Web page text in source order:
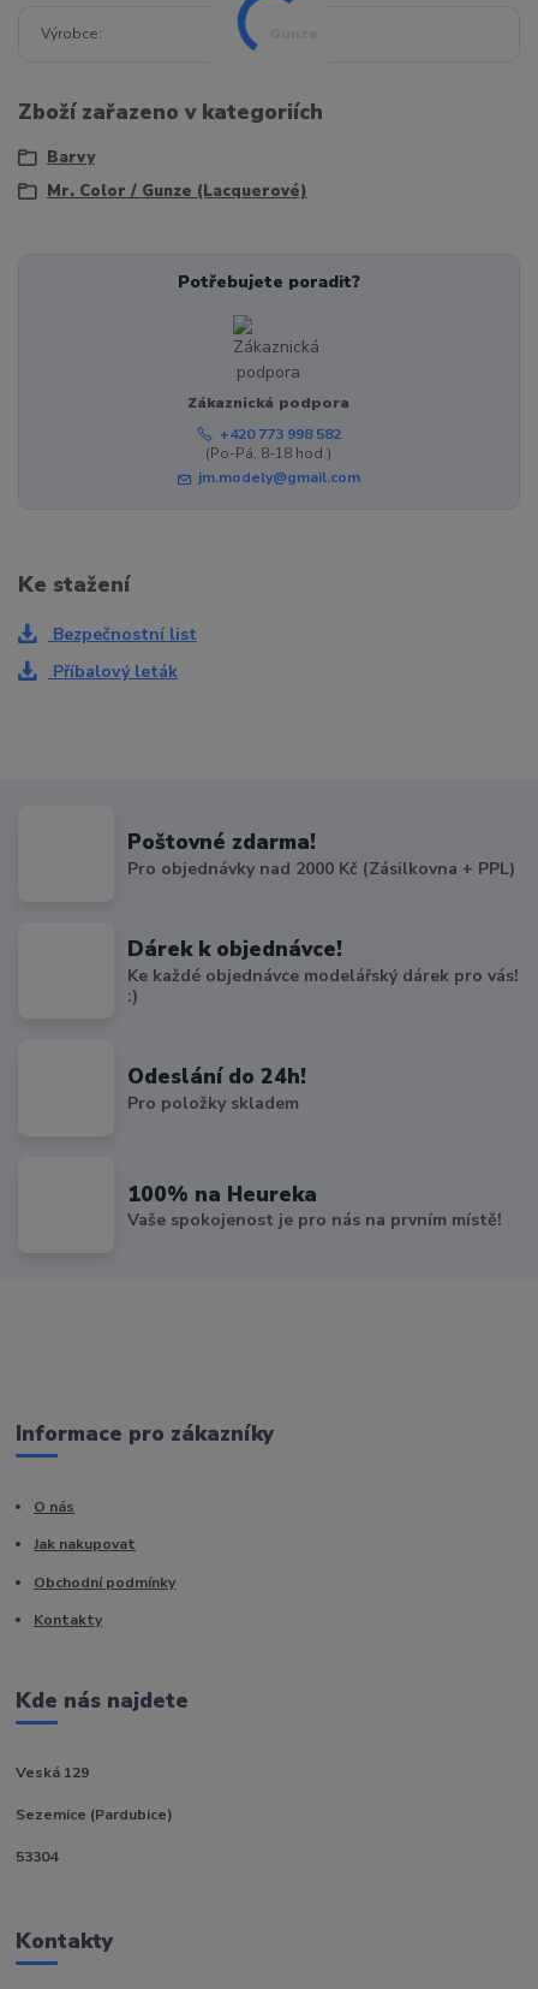
Výrobce
Zboží zařazeno v kategoriích
Barvy
Mr. Color / Gunze (Lacquerové)
Potřebujete poradit?
Zákaznická podpora
+420 773 998 582
(Po-Pá, 8-18 hod.)
jm.modely@gmail.com
Ke stažení
Bezpečnostní list
Příbalový leták
Poštovné zdarma!
Pro objednávky nad 2000 Kč (Zásilkovna + PPL)
Dárek k objednávce!
Ke každé objednávce modelářský dárek pro vás!
:)
Odeslání do 24h!
Pro položky skladem
100% na Heureka
Vaše spokojenost je pro nás na prvním místě!
Informace pro zákazníky
O nás
Jak nakupovat
Obchodní podmínky
Kontakty
Kde nás najdete
Veská 129
Sezemice (Pardubice)
53304
Kontakty